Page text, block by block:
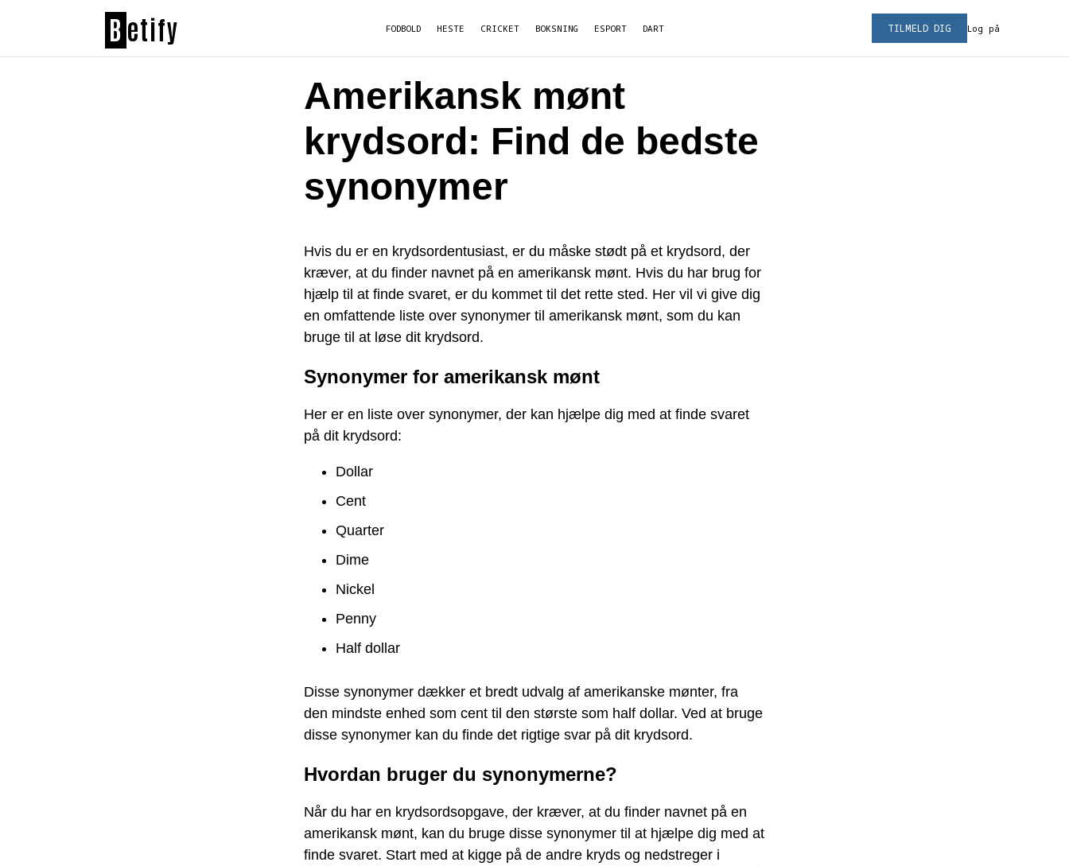
B etify FODBOLD HESTE CRICKET BOKSNING ESPORT DART Log på
TILMELD DIG
Amerikansk mønt
krydsord: Find de bedste
synonymer
Hvis du er en krydsordentusiast, er du måske stødt på et krydsord, der
kræver, at du finder navnet på en amerikansk mønt. Hvis du har brug for
hjælp til at finde svaret, er du kommet til det rette sted. Her vil vi give dig
en omfattende liste over synonymer til amerikansk mønt, som du kan
bruge til at løse dit krydsord.
Synonymer for amerikansk mønt
Her er en liste over synonymer, der kan hjælpe dig med at finde svaret
på dit krydsord:
Dollar
Cent
Quarter
Dime
Nickel
Penny
Half dollar
Disse synonymer dækker et bredt udvalg af amerikanske mønter, fra
den mindste enhed som cent til den største som half dollar. Ved at bruge
disse synonymer kan du finde det rigtige svar på dit krydsord.
Hvordan bruger du synonymerne?
Når du har en krydsordsopgave, der kræver, at du finder navnet på en
amerikansk mønt, kan du bruge disse synonymer til at hjælpe dig med at
finde svaret. Start med at kigge på de andre kryds og nedstreger i